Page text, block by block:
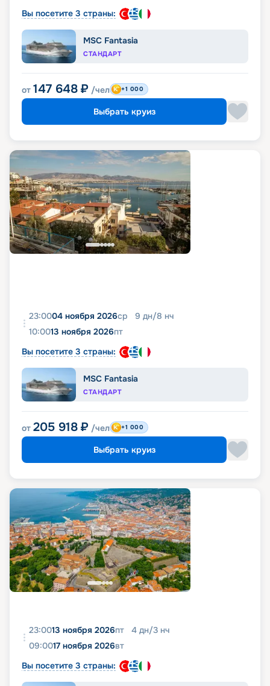
Вы посетите 3 страны:
MSC Fantasia
СТАНДАРТ
от 147 648 ₽ /чел +1 000
Выбрать круиз
23:0004 ноября 2026ср 9 дн/8 нч
10:0013 ноября 2026пт
Вы посетите 3 страны:
MSC Fantasia
СТАНДАРТ
от 205 918 ₽ /чел +1 000
Выбрать круиз
23:0013 ноября 2026пт 4 дн/3 нч
09:0017 ноября 2026вт
Вы посетите 3 страны: